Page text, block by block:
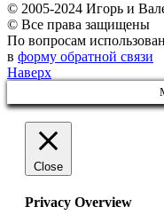
© 2005-2024 Игорь и
© Все права защищены
По вопросам
в форму обратной связи
Наверх
Close
Privacy Overview